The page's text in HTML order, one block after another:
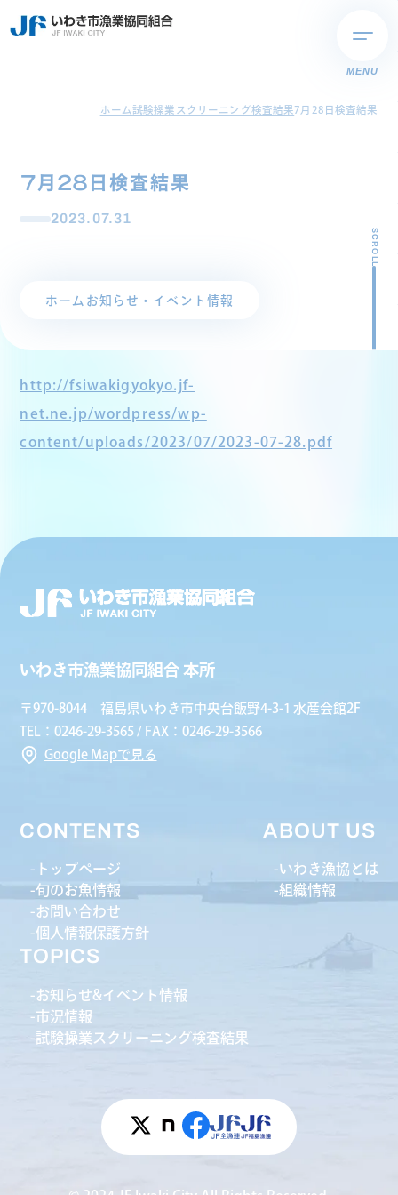
MENU
ホーム試験操業スクリーニング検査結果7月28日検査結果
7月28日検査結果
2023.07.31
ホーム お知らせ・イベント情報
SCROLL
http://fsiwakigyokyo.jf-
net.ne.jp/wordpress/wp-
content/uploads/2023/07/2023-07-28.pdf
いわき市漁業協同組合 本所
〒970-8044 福島県いわき市中央台飯野4-3-1 水産会館2F
TEL：0246-29-3565 / FAX：0246-29-3566
Google Mapで見る
CONTENTS
トップページ
旬のお魚情報
お問い合わせ
個人情報保護方針
ABOUT US
いわき漁協とは
組織情報
TOPICS
お知らせ&イベント情報
市況情報
試験操業スクリーニング検査結果